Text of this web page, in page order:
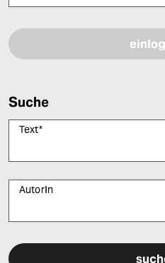
Suche
Text*
AutorIn